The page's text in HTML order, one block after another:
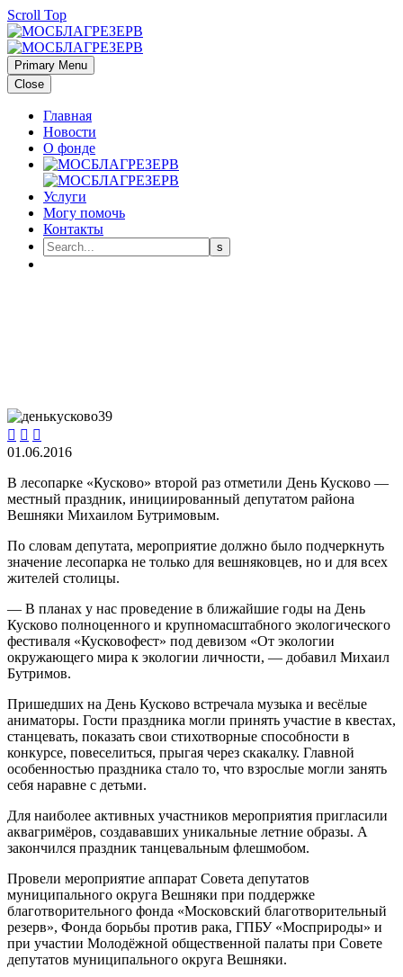
Scroll Top
Primary Menu
Close
Главная
Новости
О фонде
Услуги
Могу помочь
Контакты
  
01.06.2016
В лесопарке «Кусково» второй раз отметили День Кусково —
местный праздник, инициированный депутатом района
Вешняки Михаилом Бутримовым.
По словам депутата, мероприятие должно было подчеркнуть
значение лесопарка не только для вешняковцев, но и для всех
жителей столицы.
— В планах у нас проведение в ближайшие годы на День
Кусково полноценного и крупномасштабного экологического
фестиваля «Кусковофест» под девизом «От экологии
окружающего мира к экологии личности, — добавил Михаил
Бутримов.
Пришедших на День Кусково встречала музыка и весёлые
аниматоры. Гости праздника могли принять участие в квестах,
станцевать, показать свои стихотворные способности в
конкурсе, повеселиться, прыгая через скакалку. Главной
особенностью праздника стало то, что взрослые могли занять
себя наравне с детьми.
Для наиболее активных участников мероприятия пригласили
аквагримёров, создававших уникальные летние образы. А
закончился праздник танцевальным флешмобом.
Провели мероприятие аппарат Совета депутатов
муниципального округа Вешняки при поддержке
благотворительного фонда «Московский благотворительный
резерв», Фонда борьбы против рака, ГПБУ «Мосприроды» и
при участии Молодёжной общественной палаты при Совете
депутатов муниципального округа Вешняки.